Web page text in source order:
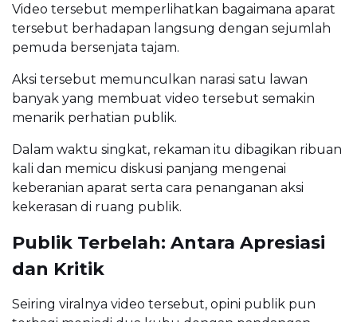
Video tersebut memperlihatkan bagaimana aparat
tersebut berhadapan langsung dengan sejumlah
pemuda bersenjata tajam.
Aksi tersebut memunculkan narasi satu lawan
banyak yang membuat video tersebut semakin
menarik perhatian publik.
Dalam waktu singkat, rekaman itu dibagikan ribuan
kali dan memicu diskusi panjang mengenai
keberanian aparat serta cara penanganan aksi
kekerasan di ruang publik.
Publik Terbelah: Antara Apresiasi
dan Kritik
Seiring viralnya video tersebut, opini publik pun